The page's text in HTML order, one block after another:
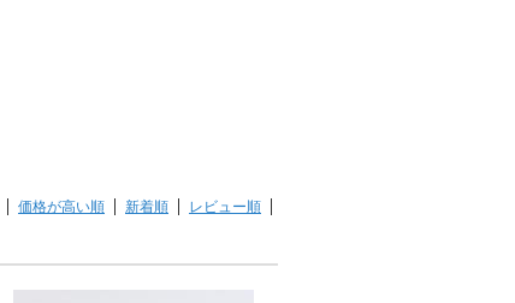
価格が高い順 新着順 レビュー順